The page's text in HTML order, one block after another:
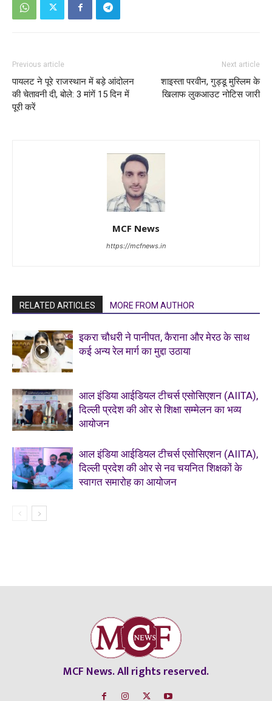
Previous article
पायलट ने पूरे राजस्थान में बड़े आंदोलन
की चेतावनी दी, बोले: 3 मांगें 15 दिन में
पूरी करें
Next article
शाइस्ता परवीन, गुड्डू मुस्लिम के
खिलाफ लुकआउट नोटिस जारी
MCF News
https://mcfnews.in
RELATED ARTICLES MORE FROM AUTHOR
इकरा चौधरी ने पानीपत, कैराना और मेरठ के साथ
कई अन्य रेल मार्ग का मुद्दा उठाया
आल इंडिया आईडियल टीचर्स एसोसिएशन (AIITA),
दिल्ली प्रदेश की ओर से शिक्षा सम्मेलन का भव्य
आयोजन
आल इंडिया आईडियल टीचर्स एसोसिएशन (AIITA),
दिल्ली प्रदेश की ओर से नव चयनित शिक्षकों के
स्वागत समारोह का आयोजन
MCF News. All rights reserved.